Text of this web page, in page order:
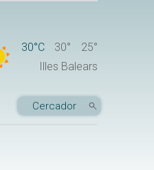
30°C 30°
25°
Illes Balears